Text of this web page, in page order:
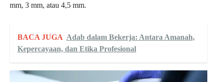
mm, 3 mm, atau 4,5 mm.
BACA JUGA Adab dalam Bekerja: Antara Amanah,
Kepercayaan, dan Etika Profesional